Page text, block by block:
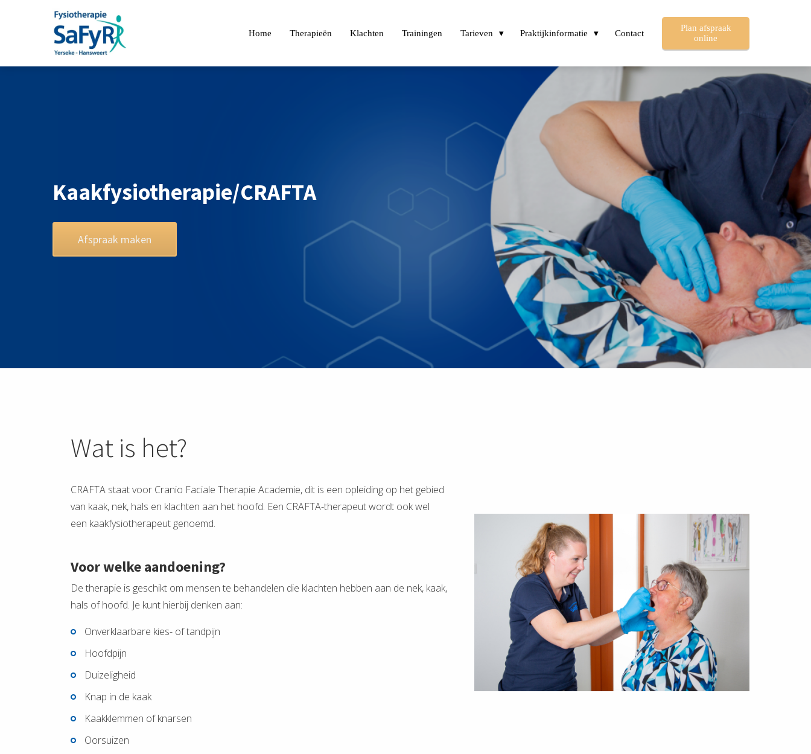
Home Therapieën Klachten Trainingen Tarieven Praktijkinformatie Contact
Plan afspraak
online
Kaakfysiotherapie/CRAFTA
Afspraak maken
Wat is het?
CRAFTA staat voor Cranio Faciale Therapie Academie, dit is een opleiding op het gebied
van kaak, nek, hals en klachten aan het hoofd. Een CRAFTA-therapeut wordt ook wel
een kaakfysiotherapeut genoemd.
Voor welke aandoening?
De therapie is geschikt om mensen te behandelen die klachten hebben aan de nek, kaak,
hals of hoofd. Je kunt hierbij denken aan:
Onverklaarbare kies- of tandpijn
Hoofdpijn
Duizeligheid
Knap in de kaak
Kaakklemmen of knarsen
Oorsuizen